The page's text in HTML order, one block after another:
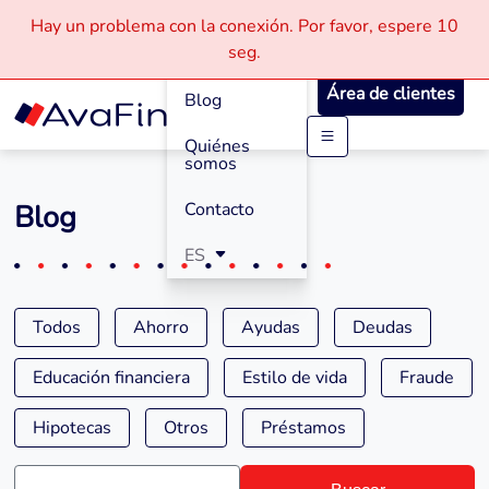
Saltar
Hay un problema con la conexión. Por favor, espere 10
seg.
Cómo
Funciona
Blog
Quiénes
somos
Contacto
ES
Área de clientes
Blog
Todos Ahorro Ayudas Deudas
Educación financiera Estilo de vida Fraude
Hipotecas Otros Préstamos